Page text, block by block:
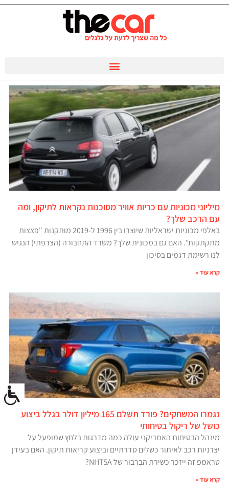
מיליוני מכוניות עם כריות אוויר מסוכנות נקראות לתיקון, ומה
עם הרכב שלך?
באלפי מכוניות ישראליות שיוצרו בין 1996 ל-2019 מותקנות "פצצות
מתקתקות". האם גם במכונית שלך? משרד התחבורה (הצרפתי) הנגיש
לנו רשימת דגמים בסיכון
קרא עוד »
נגמרו המשחקים? פורד תשלם 165 מיליון דולר בגלל ביצוע
כושל של ריקול בטיחותי
מינהל הבטיחות האמריקני עולה כמה מדרגות בלחץ שמופעל על
יצרניות רכב לאיתור כשלים סדרתיים וביצוע קריאות תיקון. האם בעידן
טראמפ זה ייזכר כשירת הברבור של NHTSA?
קרא עוד »